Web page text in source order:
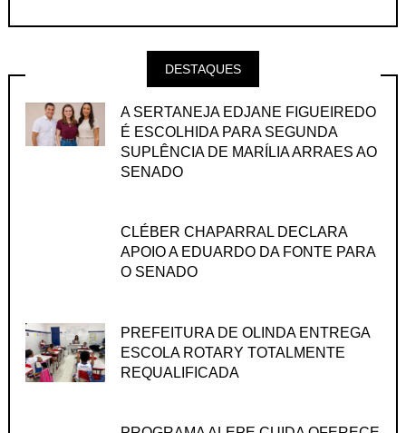
DESTAQUES
A SERTANEJA EDJANE FIGUEIREDO
É ESCOLHIDA PARA SEGUNDA
SUPLÊNCIA DE MARÍLIA ARRAES AO
SENADO
CLÉBER CHAPARRAL DECLARA
APOIO A EDUARDO DA FONTE PARA
O SENADO
PREFEITURA DE OLINDA ENTREGA
ESCOLA ROTARY TOTALMENTE
REQUALIFICADA